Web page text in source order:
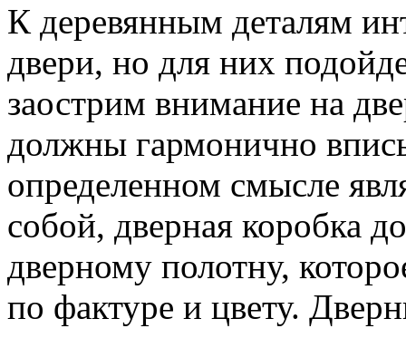
К деревянным деталям
двери, но для них
заострим внимание на
должны гармонично
определенном смысле
собой, дверная коробка
дверному полотну,
по фактуре и цвету.